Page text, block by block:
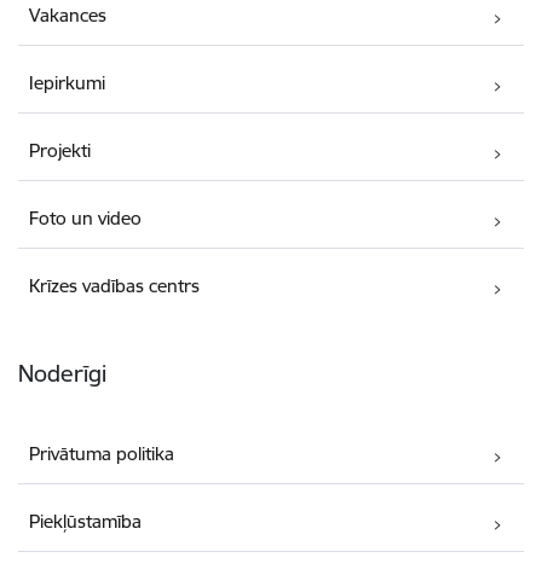
Vakances
Iepirkumi
Projekti
Foto un video
Krīzes vadības centrs
Noderīgi
Privātuma politika
Piekļūstamība